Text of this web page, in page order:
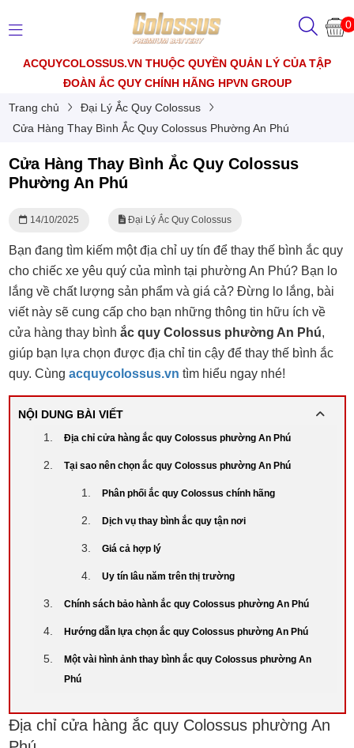
0
ACQUYCOLOSSUS.VN THUỘC QUYỀN QUẢN LÝ CỦA TẬP
ĐOÀN ẮC QUY CHÍNH HÃNG HPVN GROUP
Trang chủ
Đại Lý Ắc Quy Colossus
Cửa Hàng Thay Bình Ắc Quy Colossus Phường An Phú
Cửa Hàng Thay Bình Ắc Quy Colossus
Phường An Phú
14/10/2025 Đại Lý Ắc Quy Colossus
Bạn đang tìm kiếm một địa chỉ uy tín để thay thế bình ắc quy
cho chiếc xe yêu quý của mình tại phường An Phú? Bạn lo
lắng về chất lượng sản phẩm và giá cả? Đừng lo lắng, bài
viết này sẽ cung cấp cho bạn những thông tin hữu ích về
cửa hàng thay bình ắc quy Colossus phường An Phú,
giúp bạn lựa chọn được địa chỉ tin cậy để thay thế bình ắc
quy. Cùng acquycolossus.vn tìm hiểu ngay nhé!
NỘI DUNG BÀI VIẾT
Địa chỉ cửa hàng ắc quy Colossus phường An Phú
Tại sao nên chọn ắc quy Colossus phường An Phú
Phân phối ắc quy Colossus chính hãng
Dịch vụ thay bình ắc quy tận nơi
Giá cả hợp lý
Uy tín lâu năm trên thị trường
Chính sách bảo hành ắc quy Colossus phường An Phú
Hướng dẫn lựa chọn ắc quy Colossus phường An Phú
Một vài hình ảnh thay bình ắc quy Colossus phường An
Phú
Địa chỉ cửa hàng ắc quy Colossus phường An